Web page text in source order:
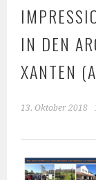
IN DEN
XANTEN
13. Oktober 2018